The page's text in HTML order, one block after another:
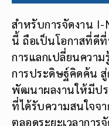
สำหรับการจัดงาน I-
นี้ ถือเป็นโอกาสที่ดี
การแลกเปลี่ยนควา
การประดิษฐ์คิดค้น
พัฒนาผลงานให้มีป
ที่ได้รับความสนใจจ
ตลอดระยะเวลากา